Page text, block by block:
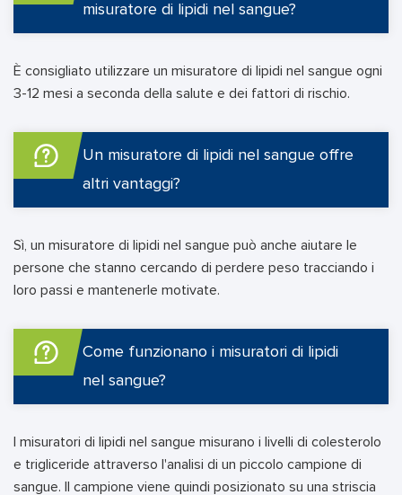
misuratore di lipidi nel sangue?
È consigliato utilizzare un misuratore di lipidi nel sangue ogni
3-12 mesi a seconda della salute e dei fattori di rischio.
Un misuratore di lipidi nel sangue offre
altri vantaggi?
Sì, un misuratore di lipidi nel sangue può anche aiutare le
persone che stanno cercando di perdere peso tracciando i
loro passi e mantenerle motivate.
Come funzionano i misuratori di lipidi
nel sangue?
I misuratori di lipidi nel sangue misurano i livelli di colesterolo
e trigliceride attraverso l'analisi di un piccolo campione di
sangue. Il campione viene quindi posizionato su una striscia